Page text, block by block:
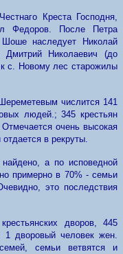
Креста Господня,
Федоров. После Петра
наследует Николай
Николаевич (до
с. Новому лес старожилы
числится 141
людей.; 345 крестьян
очень высокая
в рекруты.
а по исповедной
примерно в 70% - семьи
это последствия
дворов, 445
1 дворовый человек жен.
семьи ветвятся и